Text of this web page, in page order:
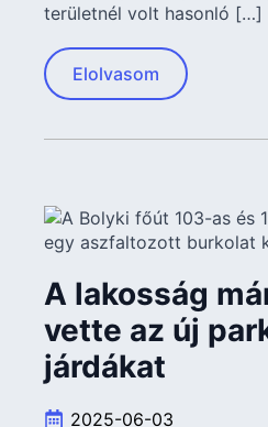
területnél volt hasonló […]
Elolvasom
A lakosság
vette az új
járdákat
2025-06-03